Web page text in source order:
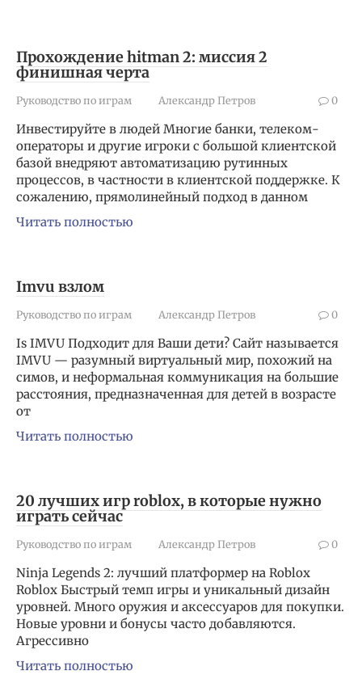
Прохождение hitman 2: миссия 2
финишная черта
Руководство по играм Александр Петров 0
Инвестируйте в людей Многие банки, телеком-
операторы и другие игроки с большой клиентской
базой внедряют автоматизацию рутинных
процессов, в частности в клиентской поддержке. К
сожалению, прямолинейный подход в данном
Читать полностью
Imvu взлом
Руководство по играм Александр Петров 0
Is IMVU Подходит для Ваши дети? Сайт называется
IMVU — разумный виртуальный мир, похожий на
симов, и неформальная коммуникация на большие
расстояния, предназначенная для детей в возрасте
от
Читать полностью
20 лучших игр roblox, в которые нужно
играть сейчас
Руководство по играм Александр Петров 0
Ninja Legends 2: лучший платформер на Roblox
Roblox Быстрый темп игры и уникальный дизайн
уровней. Много оружия и аксессуаров для покупки.
Новые уровни и бонусы часто добавляются.
Агрессивно
Читать полностью